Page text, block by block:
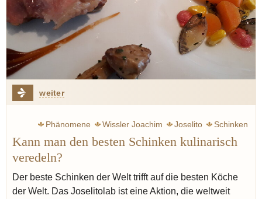
weiter
Phänomene Wissler Joachim Joselito Schinken
Kann man den besten Schinken kulinarisch
veredeln?
Der beste Schinken der Welt trifft auf die besten Köche
der Welt. Das Joselitolab ist eine Aktion, die weltweit